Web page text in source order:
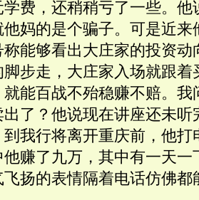
费，还稍稍亏了一些。他
妈的是个骗子。可是近来
能够看出大庄家的投资动
步走，大庄家入场就跟着
能百战不殆稳赚不赔。我
了？他说现在讲座还未听
我行将离开重庆前，他打
赚了九万，其中有一天一
扬的表情隔着电话仿佛都